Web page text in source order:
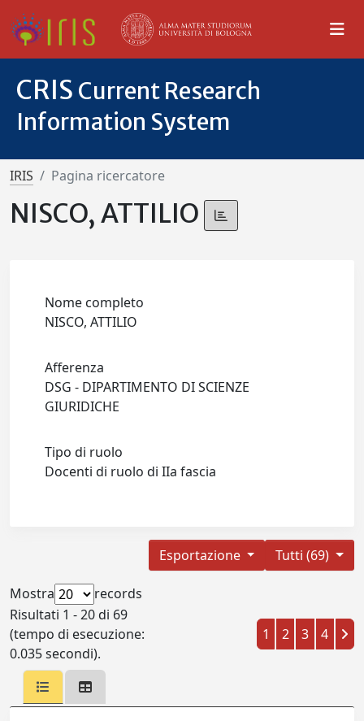
CRIS Current Research
Information System
IRIS Pagina ricercatore
NISCO, ATTILIO
Nome completo
NISCO, ATTILIO
Afferenza
DSG - DIPARTIMENTO DI SCIENZE
GIURIDICHE
Tipo di ruolo
Docenti di ruolo di IIa fascia
Tutti (69)
Esportazione
Mostra
records
Risultati 1 - 20 di 69
(tempo di esecuzione:
0.035 secondi).
1 2 3 4